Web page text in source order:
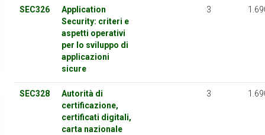
SEC326
Application
Security: criteri e
aspetti operativi
per lo sviluppo di
applicazioni
sicure
3
SEC328
Autorità di
certificazione,
certificati digitali,
carta nazionale
3